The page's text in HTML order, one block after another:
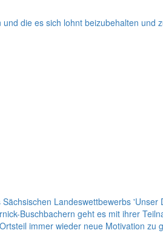
die es sich lohnt beizubehalten und
Landeswettbewerbs
Buschbachern geht es mit ihrer
immer wieder neue Motivation zu